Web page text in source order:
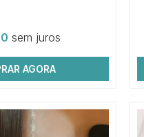
sem juros
AGORA